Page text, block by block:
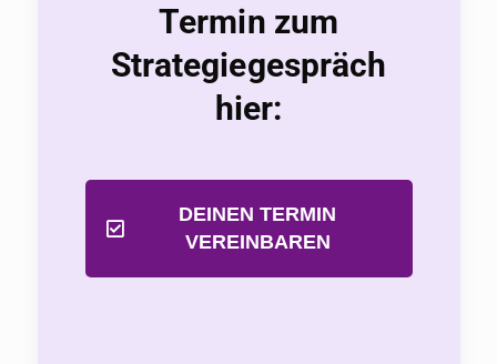
Termin zum
Strategiegespräch
hier:
DEINEN TERMIN
VEREINBAREN